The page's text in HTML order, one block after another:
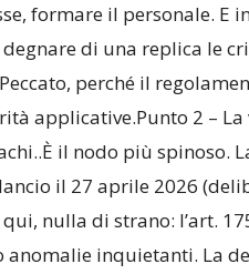
formare il personale. E
di una replica le
perché il
applicative.Punto 2 –
il nodo più spinoso.
il 27 aprile 2026
nulla di strano: l’art.
anomalie inquietanti. La